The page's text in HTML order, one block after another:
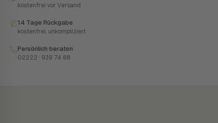
kostenfrei vor Versand
14 Tage Rückgabe
kostenfrei, unkompliziert
Persönlich beraten
02222 · 939 74 68